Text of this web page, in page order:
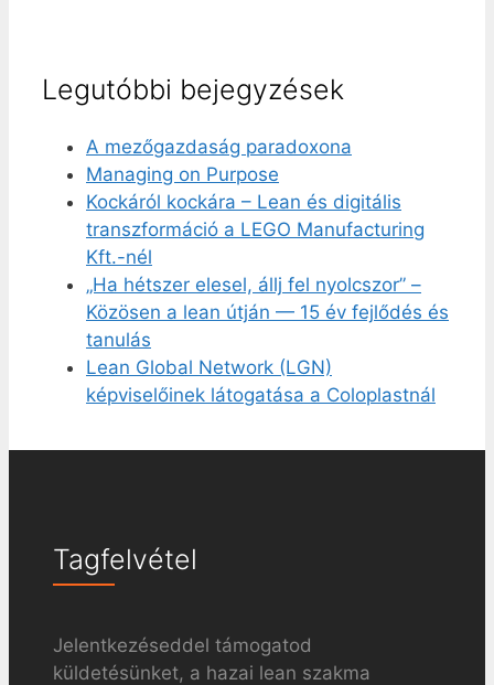
Legutóbbi bejegyzések
A mezőgazdaság paradoxona
Managing on Purpose
Kockáról kockára – Lean és digitális
transzformáció a LEGO Manufacturing
Kft.-nél
„Ha hétszer elesel, állj fel nyolcszor” –
Közösen a lean útján — 15 év fejlődés és
tanulás
Lean Global Network (LGN)
képviselőinek látogatása a Coloplastnál
Tagfelvétel
Jelentkezéseddel támogatod
küldetésünket, a hazai lean szakma